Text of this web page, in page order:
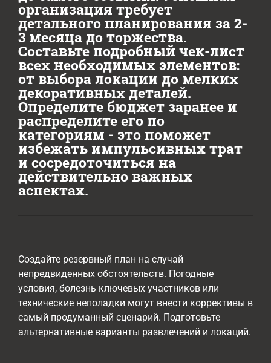
организация требует
детального планирования за 2-
3 месяца до торжества.
Составьте подробный чек-лист
всех необходимых элементов:
от выбора локации до мелких
декоративных деталей.
Определите бюджет заранее и
распределите его по
категориям - это поможет
избежать импульсивных трат
и сосредоточиться на
действительно важных
аспектах.
Создайте резервный план на случай
непредвиденных обстоятельств. Погодные
условия, болезнь ключевых участников или
технические неполадки могут внести коррективы в
самый продуманный сценарий. Подготовьте
альтернативные варианты развлечений и локаций.